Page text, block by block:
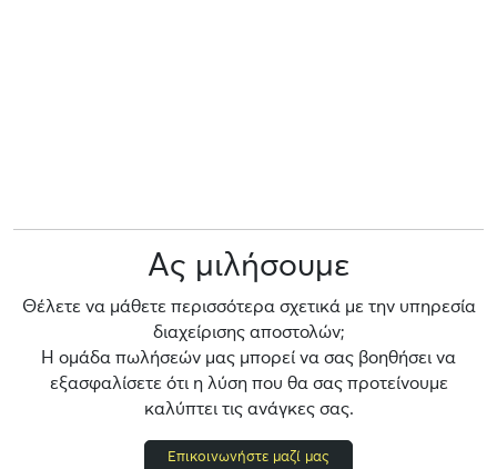
Ας μιλήσουμε
Θέλετε να μάθετε περισσότερα σχετικά με την υπηρεσία
διαχείρισης αποστολών;
Η ομάδα πωλήσεών μας μπορεί να σας βοηθήσει να
εξασφαλίσετε ότι η λύση που θα σας προτείνουμε
καλύπτει τις ανάγκες σας.
Επικοινωνήστε μαζί μας